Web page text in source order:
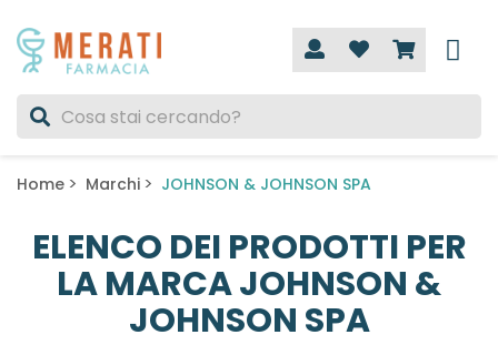
Home Marchi JOHNSON & JOHNSON SPA
ELENCO DEI PRODOTTI PER
LA MARCA JOHNSON &
JOHNSON SPA